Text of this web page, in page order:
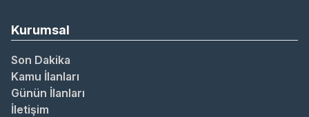
Kurumsal
Son Dakika
Kamu İlanları
Günün İlanları
İletişim